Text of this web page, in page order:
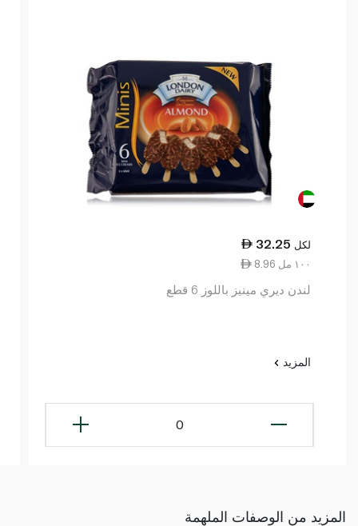
32.25 لكل
8.96 ١٠٠ مل
لندن ديري مينيز باللوز 6 قطع
المزيد
0
المزيد من الوصفات الملهمة